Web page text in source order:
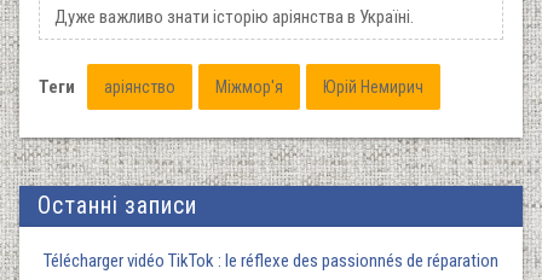
Дуже важливо знати історію аріянства в Україні.
Теги аріянство Міжмор'я Юрій Немирич
Останні записи
Télécharger vidéo TikTok : le réflexe des passionnés de réparation